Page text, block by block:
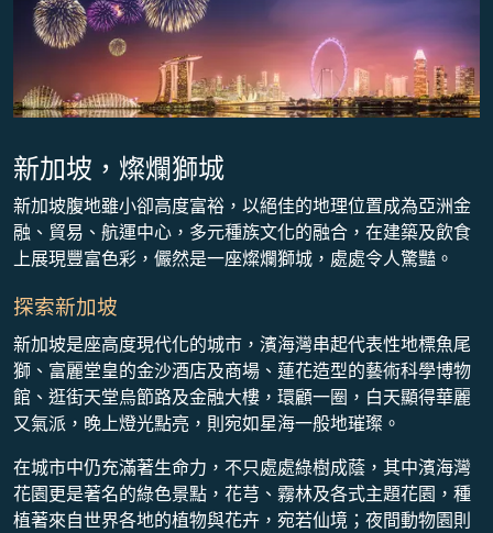
新加坡，燦爛獅城
新加坡腹地雖小卻高度富裕，以絕佳的地理位置成為亞洲金
融、貿易、航運中心，多元種族文化的融合，在建築及飲食
上展現豐富色彩，儼然是一座燦爛獅城，處處令人驚豔。
探索新加坡
新加坡是座高度現代化的城市，濱海灣串起代表性地標魚尾
獅、富麗堂皇的金沙酒店及商場、蓮花造型的藝術科學博物
館、逛街天堂烏節路及金融大樓，環顧一圈，白天顯得華麗
又氣派，晚上燈光點亮，則宛如星海一般地璀璨。
在城市中仍充滿著生命力，不只處處綠樹成蔭，其中濱海灣
花園更是著名的綠色景點，花芎、霧林及各式主題花園，種
植著來自世界各地的植物與花卉，宛若仙境；夜間動物園則